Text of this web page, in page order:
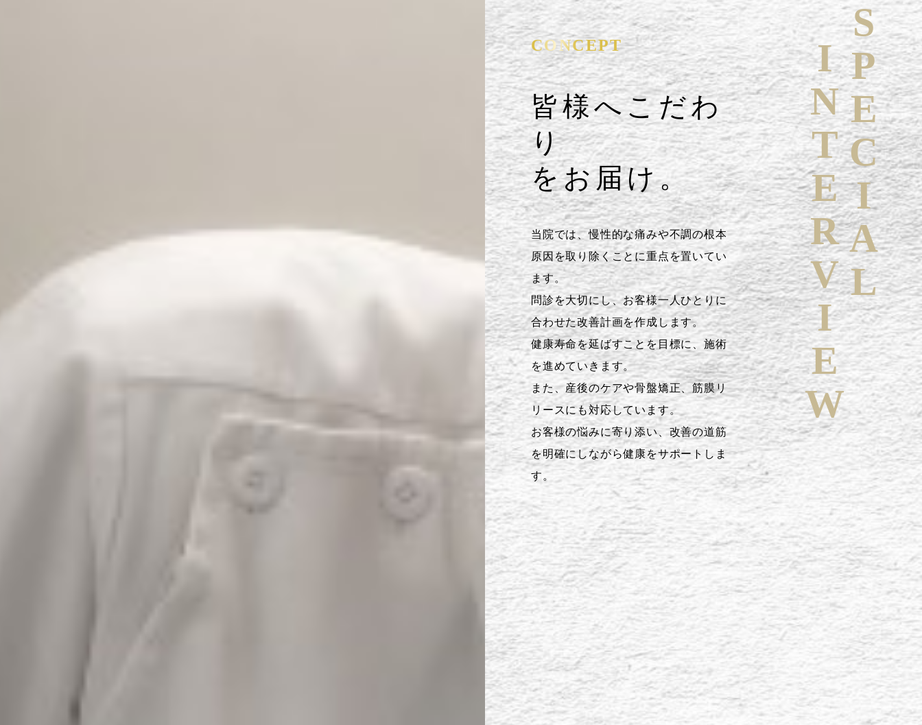
CONCEPT
皆様へこだわ
り
をお届け。
当院では、慢性的な痛みや不調の根本
原因を取り除くことに重点を置いてい
ます。
問診を大切にし、お客様一人ひとりに
合わせた改善計画を作成します。
健康寿命を延ばすことを目標に、施術
を進めていきます。
また、産後のケアや骨盤矯正、筋膜リ
リースにも対応しています。
お客様の悩みに寄り添い、改善の道筋
を明確にしながら健康をサポートしま
す。
SPECIAL
INTERVIEW